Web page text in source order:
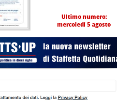
Ultimo numero:
mercoledì 5 agosto